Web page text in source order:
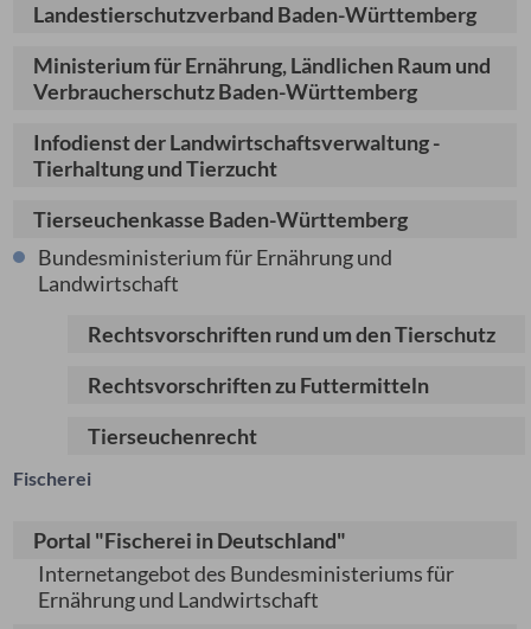
Landestierschutzverband Baden-Württemberg
Ministerium für Ernährung, Ländlichen Raum und
Verbraucherschutz Baden-Württemberg
Infodienst der Landwirtschaftsverwaltung -
Tierhaltung und Tierzucht
Tierseuchenkasse Baden-Württemberg
Bundesministerium für Ernährung und
Landwirtschaft
Rechtsvorschriften rund um den Tierschutz
Rechtsvorschriften zu Futtermitteln
Tierseuchenrecht
Fischerei
Portal "Fischerei in Deutschland"
Internetangebot des Bundesministeriums für
Ernährung und Landwirtschaft